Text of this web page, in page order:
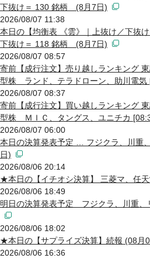
下抜け＝ 130 銘柄 (8月7日)
2026/08/07 11:38
本日の【均衡表 《雲》｜上抜け／下
下抜け＝ 118 銘柄 (8月7日)
2026/08/07 08:57
寄前【成行注文】売り越しランキング
型株 ランド、テラドローン、助川電気
2026/08/07 08:37
寄前【成行注文】買い越しランキング
型株 ＭＩＣ、タングス、ユニチカ
2026/08/07 06:00
本日の決算発表予定 … フジクラ、川重
日)
2026/08/06 20:14
★本日の【イチオシ決算】 三菱マ、任
2026/08/06 18:49
明日の決算発表予定 フジクラ、川重、
2026/08/06 18:02
★本日の【サプライズ決算】続報 (08月
2026/08/06 16:36